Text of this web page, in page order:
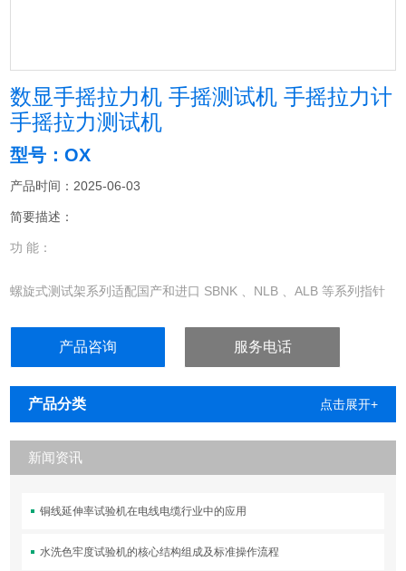
数显手摇拉力机 手摇测试机 手摇拉力计
手摇拉力测试机
型号：OX
产品时间：2025-06-03
简要描述：
功 能：
螺旋式测试架系列适配国产和进口 SBNK 、NLB 、ALB 等系列指针
产品咨询 服务电话
产品分类 点击展开+
新闻资讯
铜线延伸率试验机在电线电缆行业中的应用
水洗色牢度试验机的核心结构组成及标准操作流程